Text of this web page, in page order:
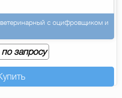
с оцифровщиком и
запросу